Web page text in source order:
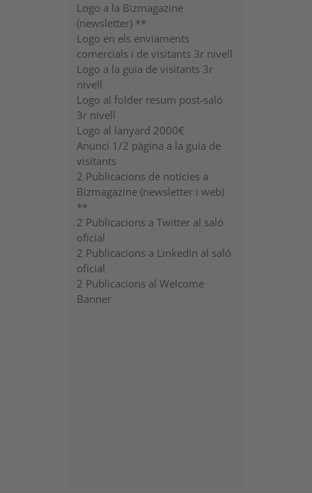
Logo a la Bizmagazine
(newsletter) **
Logo en els enviaments
comercials i de visitants 3r nivell
Logo a la guia de visitants 3r
nivell
Logo al folder resum post-saló
3r nivell
Logo al lanyard 2000€
Anunci 1/2 pàgina a la guia de
visitants
2 Publicacions de notícies a
Bizmagazine (newsletter i web)
**
2 Publicacions a Twitter al saló
oficial
2 Publicacions a LinkedIn al saló
oficial
2 Publicacions al Welcome
Banner